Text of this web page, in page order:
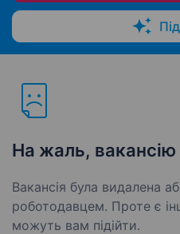
На жаль, вакансію
Вакансія була видалена
роботодавцем. Проте є
можуть вам підійти.